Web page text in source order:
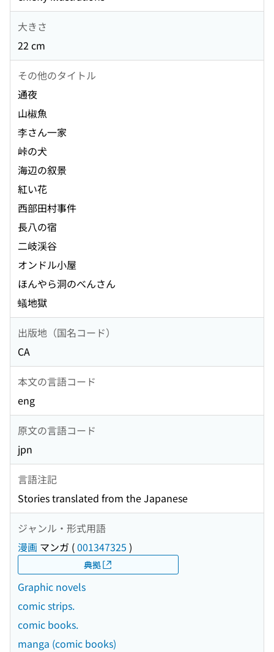
大きさ
22 cm
その他のタイトル
通夜
山椒魚
李さん一家
峠の犬
海辺の叙景
紅い花
西部田村事件
長八の宿
二岐渓谷
オンドル小屋
ほんやら洞のべんさん
蟻地獄
出版地（国名コード）
CA
本文の言語コード
eng
原文の言語コード
jpn
言語注記
Stories translated from the Japanese
ジャンル・形式用語
漫画 マンガ (001347325 )
典拠
Graphic novels
comic strips.
comic books.
manga (comic books)